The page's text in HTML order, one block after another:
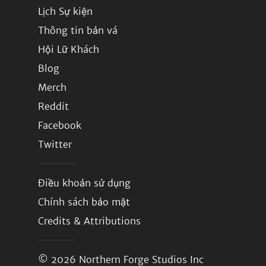
Lịch Sự kiện
Thông tin bản vá
Hội Lữ Khách
Blog
Merch
Reddit
Facebook
Twitter
Điều khoản sử dụng
Chính sách bảo mật
Credits & Attributions
© 2026 Northern Forge Studios Inc